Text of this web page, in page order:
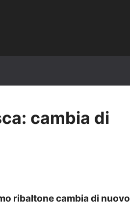
cambia di
ribaltone cambia di nuovo